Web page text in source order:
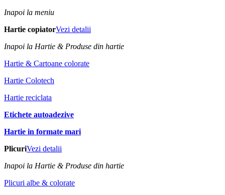
Inapoi la meniu
Hartie copiatorVezi detalii
Inapoi la Hartie & Produse din hartie
Hartie & Cartoane colorate
Hartie Colotech
Hartie reciclata
Etichete autoadezive
Hartie in formate mari
PlicuriVezi detalii
Inapoi la Hartie & Produse din hartie
Plicuri albe & colorate